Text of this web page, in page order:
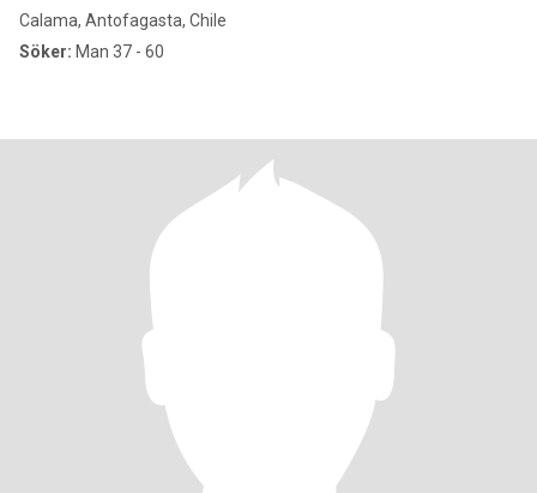
Calama, Antofagasta, Chile
Söker: Man 37 - 60